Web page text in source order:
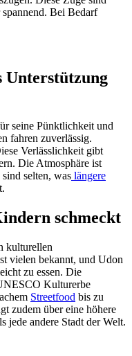
Bei Bedarf
seine Pünktlichkeit und
fahren zuverlässig.
Verlässlichkeit gibt
Die Atmosphäre ist
selten, was längere
schmeckt
kulturellen
vielen bekannt, und Udon
zu essen. Die
Kulturerbe
Streetfood bis zu
zudem über eine höhere
jede andere Stadt der Welt.